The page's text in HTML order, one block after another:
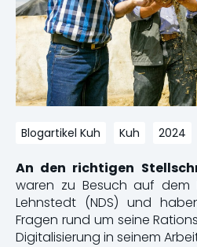
Blogartikel Kuh Kuh 2024
An den richtigen
waren zu Besuch auf dem
Lehnstedt (NDS) und
Fragen rund um seine
Digitalisierung in seinem